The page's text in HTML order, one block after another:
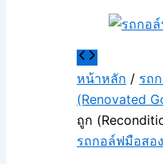
หน้าหลัก / รถ
(Renovated
ถูก
รถกอล์ฟมือสอ